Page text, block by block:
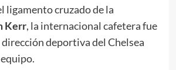
ligamento cruzado de la
Kerr, la internacional cafetera fue
deportiva del Chelsea